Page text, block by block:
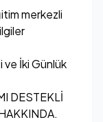
merkezli
ve İki Günlük
DESTEKLİ